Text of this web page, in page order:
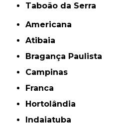
Taboão da Serra
Americana
Atibaia
Bragança Paulista
Campinas
Franca
Hortolândia
Indaiatuba